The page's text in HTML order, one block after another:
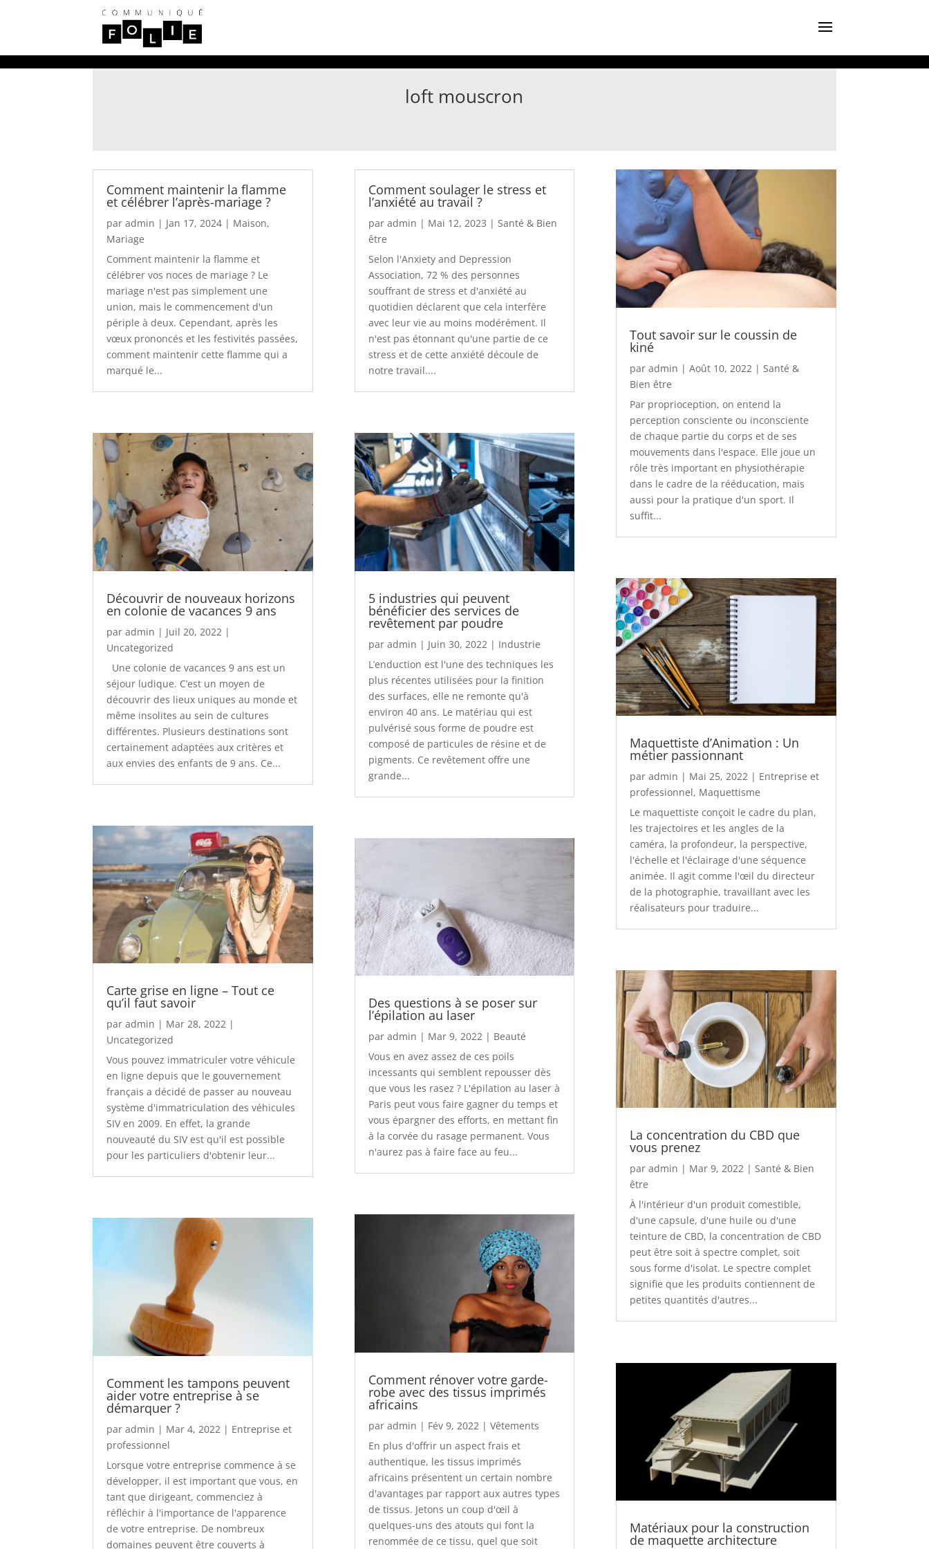
loft mouscron
Comment maintenir la flamme
et célébrer l’après-mariage ?
paradmin | Jan 17, 2024 | Maison,
Mariage
Comment maintenir la flamme et
célébrer vos noces de mariage ? Le
mariage n'est pas simplement une
union, mais le commencement d'un
périple à deux. Cependant, après les
vœux prononcés et les festivités passées,
comment maintenir cette flamme qui a
marqué le...
Découvrir de nouveaux horizons
en colonie de vacances 9 ans
paradmin | Juil 20, 2022 |
Uncategorized
Une colonie de vacances 9 ans est un
séjour ludique. C’est un moyen de
découvrir des lieux uniques au monde et
même insolites au sein de cultures
différentes. Plusieurs destinations sont
certainement adaptées aux critères et
aux envies des enfants de 9 ans. Ce...
Carte grise en ligne – Tout ce
qu’il faut savoir
paradmin | Mar 28, 2022 |
Uncategorized
Vous pouvez immatriculer votre véhicule
en ligne depuis que le gouvernement
français a décidé de passer au nouveau
système d'immatriculation des véhicules
SIV en 2009. En effet, la grande
nouveauté du SIV est qu'il est possible
pour les particuliers d'obtenir leur...
Comment les tampons peuvent
aider votre entreprise à se
démarquer ?
paradmin | Mar 4, 2022 | Entreprise et
professionnel
Lorsque votre entreprise commence à se
développer, il est important que vous, en
tant que dirigeant, commenciez à
réfléchir à l'importance de l'apparence
de votre entreprise. De nombreux
domaines peuvent être couverts à
Comment soulager le stress et
l’anxiété au travail ?
par admin | Mai 12, 2023 | Santé & Bien
être
Selon l'Anxiety and Depression
Association, 72 % des personnes
souffrant de stress et d'anxiété au
quotidien déclarent que cela interfère
avec leur vie au moins modérément. Il
n'est pas étonnant qu'une partie de ce
stress et de cette anxiété découle de
notre travail....
5 industries qui peuvent
bénéficier des services de
revêtement par poudre
par admin | Juin 30, 2022 | Industrie
L’enduction est l'une des techniques les
plus récentes utilisées pour la finition
des surfaces, elle ne remonte qu'à
environ 40 ans. Le matériau qui est
pulvérisé sous forme de poudre est
composé de particules de résine et de
pigments. Ce revêtement offre une
grande...
Des questions à se poser sur
l’épilation au laser
par admin | Mar 9, 2022| Beauté
Vous en avez assez de ces poils
incessants qui semblent repousser dès
que vous les rasez ? L'épilation au laser à
Paris peut vous faire gagner du temps et
vous épargner des efforts, en mettant fin
à la corvée du rasage permanent. Vous
n'aurez pas à faire face au feu...
Comment rénover votre garde-
robe avec des tissus imprimés
africains
par admin | Fév 9, 2022 | Vêtements
En plus d'offrir un aspect frais et
authentique, les tissus imprimés
africains présentent un certain nombre
d'avantages par rapport aux autres types
de tissus. Jetons un coup d'œil à
quelques-uns des atouts qui font la
renommée de ce tissu, quel que soit
Tout savoir sur le coussin de
kiné
par admin | Août 10, 2022 | Santé &
Bien être
Par proprioception, on entend la
perception consciente ou inconsciente
de chaque partie du corps et de ses
mouvements dans l'espace. Elle joue un
rôle très important en physiothérapie
dans le cadre de la rééducation, mais
aussi pour la pratique d'un sport. Il
suffit...
Maquettiste d’Animation : Un
métier passionnant
par admin | Mai 25, 2022| Entreprise et
professionnel, Maquettisme
Le maquettiste conçoit le cadre du plan,
les trajectoires et les angles de la
caméra, la profondeur, la perspective,
l'échelle et l'éclairage d'une séquence
animée. Il agit comme l'œil du directeur
de la photographie, travaillant avec les
réalisateurs pour traduire...
La concentration du CBD que
vous prenez
par admin | Mar 9, 2022| Santé & Bien
être
À l'intérieur d'un produit comestible,
d'une capsule, d'une huile ou d'une
teinture de CBD, la concentration de CBD
peut être soit à spectre complet, soit
sous forme d'isolat. Le spectre complet
signifie que les produits contiennent de
petites quantités d'autres...
Matériaux pour la construction
de maquette architecture